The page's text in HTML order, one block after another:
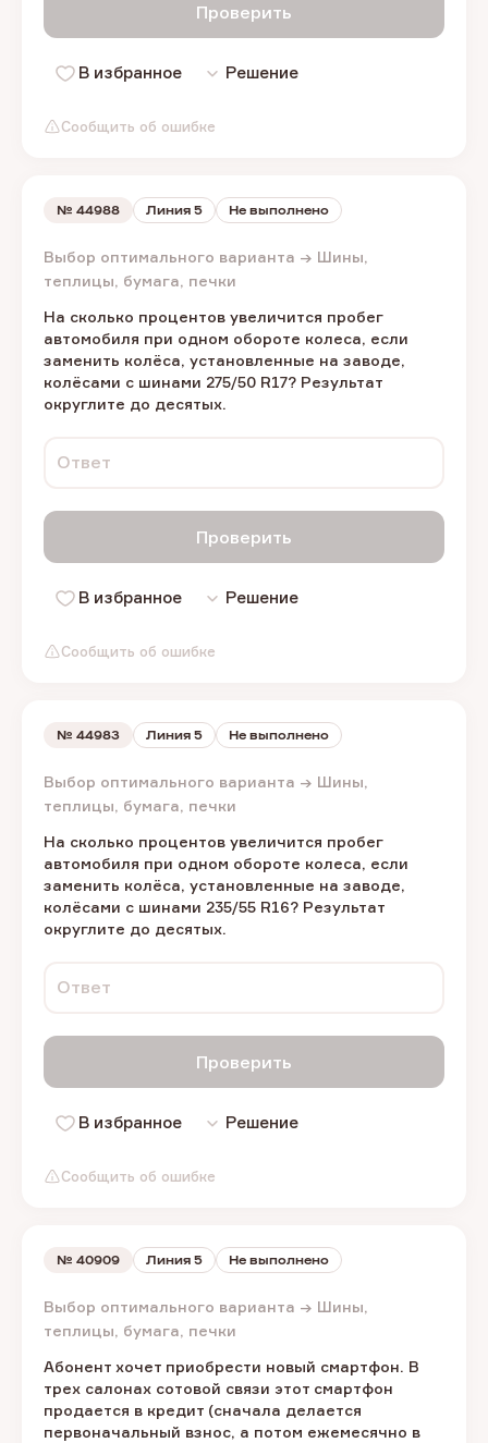
Сообщить об ошибке
Проверить
В избранное Решение
№ 44988 Линия 5 Не выполнено
Сообщить об ошибке
Выбор оптимального варианта → Шины,
теплицы, бумага, печки
На сколько процентов увеличится пробег
автомобиля при одном обороте колеса, если
заменить колёса, установленные на заводе,
колёсами с шинами 275/50 R17? Результат
округлите до десятых.
Ответ
Проверить
В избранное Решение
№ 44983 Линия 5 Не выполнено
Сообщить об ошибке
Выбор оптимального варианта → Шины,
теплицы, бумага, печки
На сколько процентов увеличится пробег
автомобиля при одном обороте колеса, если
заменить колёса, установленные на заводе,
колёсами с шинами 235/55 R16? Результат
округлите до десятых.
Ответ
Проверить
В избранное Решение
№ 40909 Линия 5 Не выполнено
Выбор оптимального варианта → Шины,
теплицы, бумага, печки
Абонент хочет приобрести новый смартфон. В
трех салонах сотовой связи этот смартфон
продается в кредит (сначала делается
первоначальный взнос, а потом ежемесячно в